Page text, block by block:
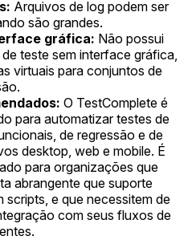
Arquivos de log podem ser
são grandes.
gráfica: Não possui
teste sem interface gráfica,
virtuais para conjuntos de
O TestComplete é
para automatizar testes de
de regressão e de
desktop, web e mobile. É
para organizações que
abrangente que suporte
e que necessitem de
com seus fluxos de